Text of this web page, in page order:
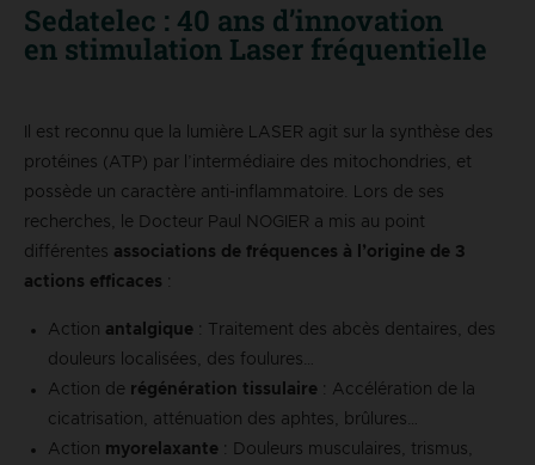
Sedatelec : 40 ans d’innovation
en stimulation Laser fréquentielle
Il est reconnu que la lumière LASER agit sur la synthèse des
protéines (ATP) par l’intermédiaire des mitochondries, et
possède un caractère anti-inflammatoire. Lors de ses
recherches, le Docteur Paul NOGIER a mis au point
différentes associations de fréquences à l’origine de 3
actions efficaces :
Action antalgique : Traitement des abcès dentaires, des
douleurs localisées, des foulures…
Action de régénération tissulaire : Accélération de la
cicatrisation, atténuation des aphtes, brûlures…
Action myorelaxante : Douleurs musculaires, trismus,